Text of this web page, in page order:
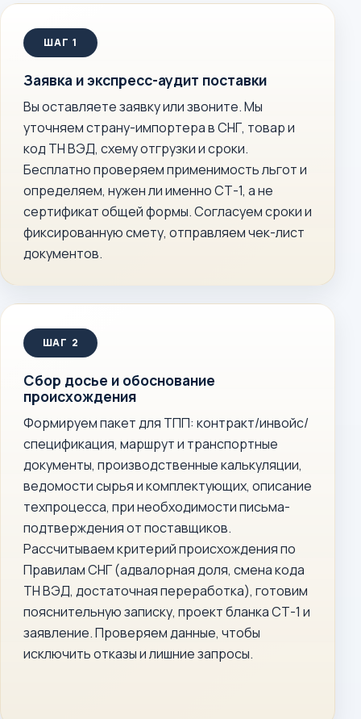
Заявка и экспресс-аудит поставки
Вы оставляете заявку или звоните. Мы
уточняем страну-импортера в СНГ, товар и
код ТН ВЭД, схему отгрузки и сроки.
Бесплатно проверяем применимость льгот и
определяем, нужен ли именно СТ-1, а не
сертификат общей формы. Согласуем сроки и
фиксированную смету, отправляем чек-лист
документов.
Сбор досье и обоснование
происхождения
Формируем пакет для ТПП: контракт/инвойс/
спецификация, маршрут и транспортные
документы, производственные калькуляции,
ведомости сырья и комплектующих, описание
техпроцесса, при необходимости письма-
подтверждения от поставщиков.
Рассчитываем критерий происхождения по
Правилам СНГ (адвалорная доля, смена кода
ТН ВЭД, достаточная переработка), готовим
пояснительную записку, проект бланка СТ-1 и
заявление. Проверяем данные, чтобы
исключить отказы и лишние запросы.